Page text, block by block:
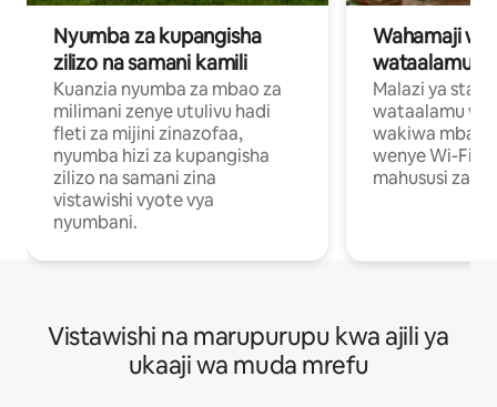
Nyumba za kupangisha
zilizo na samani kamili
Kuanzia nyumba za mbao za
milimani zenye utulivu hadi
fleti za mijini zinazofaa,
nyumba hizi za kupangisha
zilizo na samani zina
vistawishi vyote vya
nyumbani.
Wahamaji
wataalamu
Malazi ya
wataalamu
wakiwa mbali
wenye Wi-Fi
mahususi za
Vistawishi na marupurupu kwa ajili ya
ukaaji wa muda mrefu